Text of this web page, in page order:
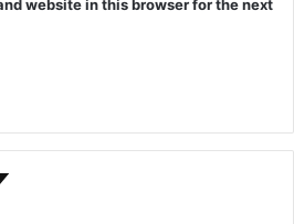
website in this browser for the next